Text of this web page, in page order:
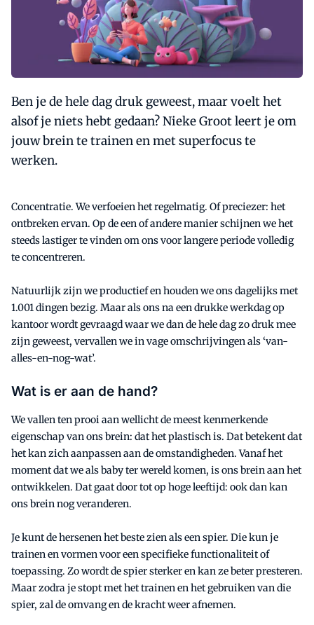
Ben je de hele dag druk geweest, maar voelt het
alsof je niets hebt gedaan? Nieke Groot leert je om
jouw brein te trainen en met superfocus te
werken.
Concentratie. We verfoeien het regelmatig. Of preciezer: het
ontbreken ervan. Op de een of andere manier schijnen we het
steeds lastiger te vinden om ons voor langere periode volledig
te concentreren.
Natuurlijk zijn we productief en houden we ons dagelijks met
1.001 dingen bezig. Maar als ons na een drukke werkdag op
kantoor wordt gevraagd waar we dan de hele dag zo druk mee
zijn geweest, vervallen we in vage omschrijvingen als ‘van-
alles-en-nog-wat’.
Wat is er aan de hand?
We vallen ten prooi aan wellicht de meest kenmerkende
eigenschap van ons brein: dat het plastisch is. Dat betekent dat
het kan zich aanpassen aan de omstandigheden. Vanaf het
moment dat we als baby ter wereld komen, is ons brein aan het
ontwikkelen. Dat gaat door tot op hoge leeftijd: ook dan kan
ons brein nog veranderen.
Je kunt de hersenen het beste zien als een spier. Die kun je
trainen en vormen voor een specifieke functionaliteit of
toepassing. Zo wordt de spier sterker en kan ze beter presteren.
Maar zodra je stopt met het trainen en het gebruiken van die
spier, zal de omvang en de kracht weer afnemen.